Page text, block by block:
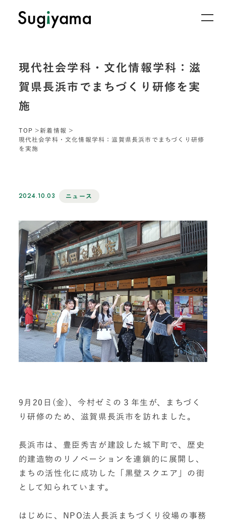
現代社会学科・文化情報学科：滋
賀県長浜市でまちづくり研修を実
施
TOP
新着情報
現代社会学科・文化情報学科：滋賀県長浜市でまちづくり研修
を実施
2024.10.03 ニュース
9月20日(金)、今村ゼミの３年生が、まちづく
り研修のため、滋賀県長浜市を訪れました。
長浜市は、豊臣秀吉が建設した城下町で、歴史
的建造物のリノベーションを連鎖的に展開し、
まちの活性化に成功した「黒壁スクエア」の街
として知られています。
はじめに、NPO法人長浜まちづくり役場の事務